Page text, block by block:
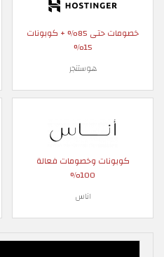
خصومات حتى 85% + كوبونات
15%
هوستنجر
كوبونات وخصومات فعالة
100%
اناس